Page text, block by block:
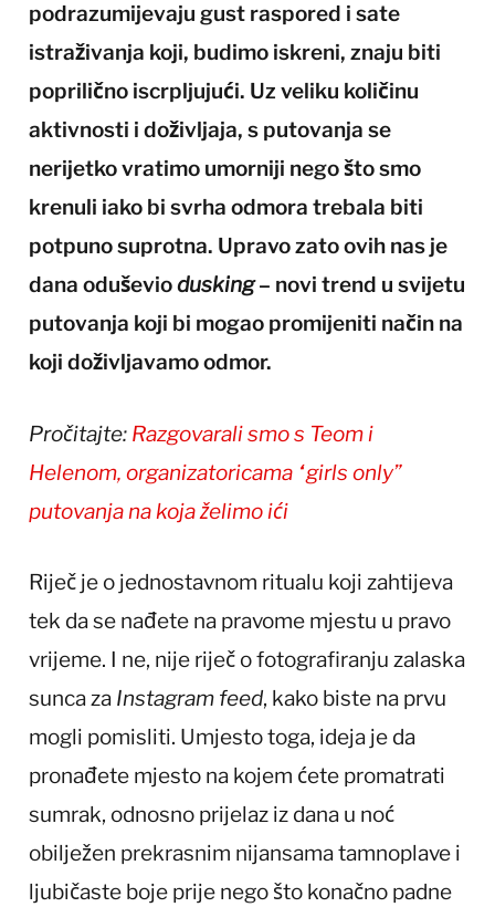
podrazumijevaju gust raspored i sate
istraživanja koji, budimo iskreni, znaju biti
poprilično iscrpljujući. Uz veliku količinu
aktivnosti i doživljaja, s putovanja se
nerijetko vratimo umorniji nego što smo
krenuli iako bi svrha odmora trebala biti
potpuno suprotna. Upravo zato ovih nas je
dana oduševiodusking– novi trend u svijetu
putovanja koji bi mogao promijeniti način na
koji doživljavamo odmor.
Pročitajte: Razgovarali smo s Teom i
Helenom, organizatoricama “girls only”
putovanja na koja želimo ići
Riječ je o jednostavnom ritualu koji zahtijeva
tek da se nađete na pravome mjestu u pravo
vrijeme. I ne, nije riječ o fotografiranju zalaska
sunca za Instagram feed, kako biste na prvu
mogli pomisliti. Umjesto toga, ideja je da
pronađete mjesto na kojem ćete promatrati
sumrak, odnosno prijelaz iz dana u noć
obilježen prekrasnim nijansama tamnoplave i
ljubičaste boje prije nego što konačno padne